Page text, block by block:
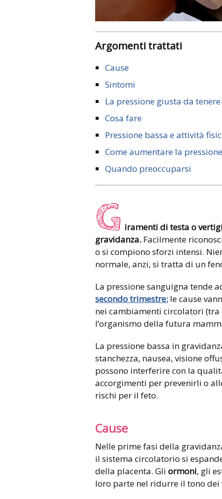
Argomenti trattati
Cause
Sintomi
La pressione giusta da
Cosa fare
Pressione bassa e attività
Come aumentare la
Quando preoccuparsi
G iramenti di testa o
gravidanza. Facilmente
o si compiono sforzi intensi.
normale, anzi, si tratta di un
La pressione sanguigna tende
secondo trimestre: le cause
nei cambiamenti circolatori
l’organismo della futura
La pressione bassa in
stanchezza, nausea, visione
possono interferire con la
accorgimenti per prevenirli o
rischi per il feto.
Cause
Nelle prime fasi della
il sistema circolatorio si
della placenta. Gli ormoni, gli
loro parte nel ridurre il tono